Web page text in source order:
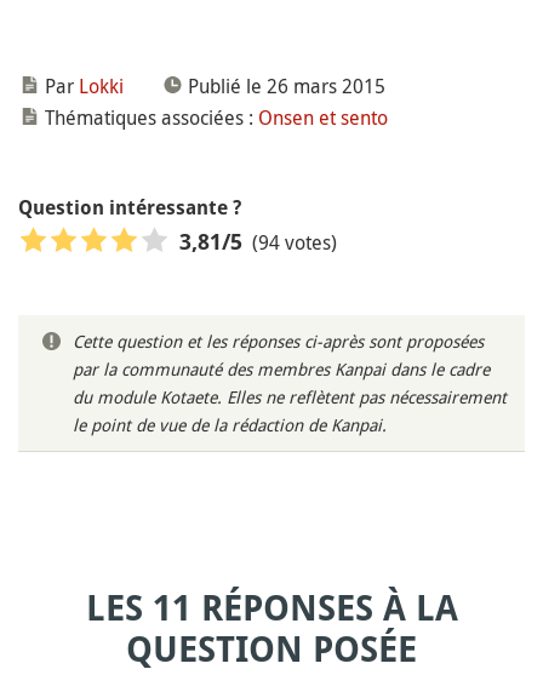
Par Lokki
Publié le 26 mars 2015
Thématiques associées : Onsen et sento
Question intéressante ?
3,81/5 (94 votes)
Cette question et les réponses ci-après sont proposées
par la communauté des membres Kanpai dans le cadre
du module Kotaete. Elles ne reflètent pas nécessairement
le point de vue de la rédaction de Kanpai.
LES 11 RÉPONSES À LA
QUESTION POSÉE